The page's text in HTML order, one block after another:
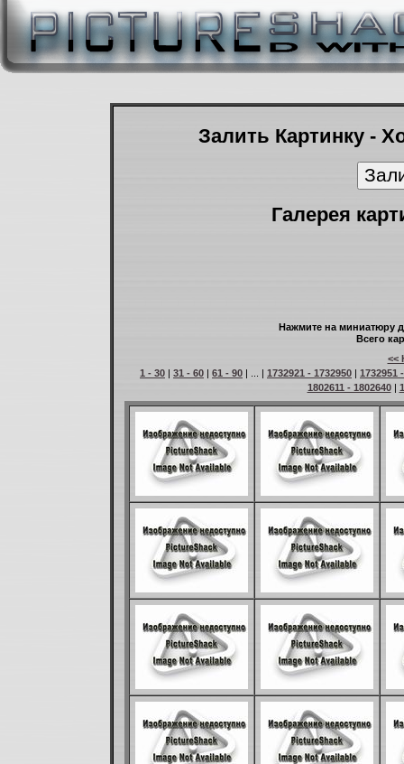
Залить Картинку -
Галерея
Нажмите на миниатюру
Всего
<<
1 - 30 | 31 - 60 | 61 - 90 | ... | 1732921 - 1732950 | 1732951
1802611 - 1802640|